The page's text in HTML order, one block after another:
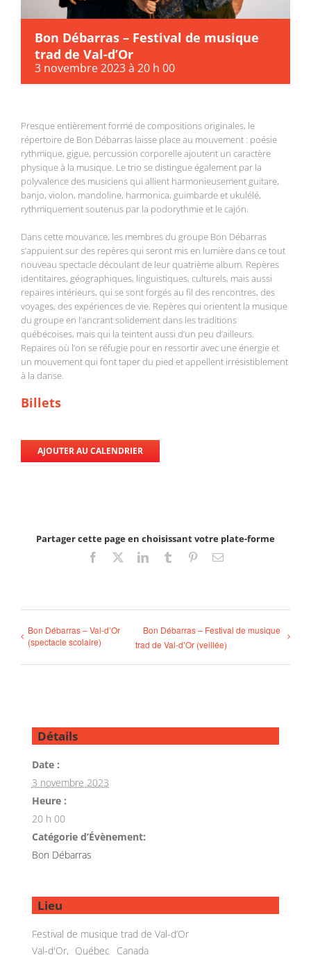
Bon Débarras – Festival de musique
trad de Val-d’Or
3 novembre 2023 à 20 h 00
Presque entièrement formé de compositions originales, le
répertoire de Bon Débarras laisse place au mouvement : poésie
rythmique, gigue, percussion corporelle ajoutent un caractère
physique à la musique. Le trio se distingue également par la
polyvalence des musiciens qui allient harmonieusement guitare,
banjo, violon, mandoline, harmonica, guimbarde et ukulélé,
rythmiquement soutenus par la podorythmie et le cajón.
Dans cette mouvance, les membres du groupe Bon Débarras
s’appuient sur des repèresqui seront mis en lumière dans ce tout
nouveau spectacle découlant de leur quatrième album. Repères
identitaires, géographiques, linguistiques, culturels, mais aussi
repaires intérieurs, qui se sont forgés au fil des rencontres, des
voyages, des expériences de vie. Repères qui orientent la musique
du groupe en l’ancrant solidement dans les traditions
québécoises, mais qui la teintent aussi d’un peu d’ailleurs.
Repaires où l’on se réfugie pour en ressortir avec une énergie et
un mouvement qui font taper du pied et appellent irrésistiblement
à la danse.
Billets
AJOUTER AU CALENDRIER
Partager cette page en choisissant votre plate-forme
Facebook LinkedInTumblr PinterestEmail
Bon Débarras – Val-d’Or
(spectacle scolaire)
Bon Débarras – Festival de musique
trad de Val-d’Or (veillée)
Détails
Date :
3 novembre 2023
Heure :
20 h 00
Catégorie d’Évènement:
Bon Débarras
Lieu
Festival de musique trad de Val-d’Or
Val-d'Or, Québec
Canada